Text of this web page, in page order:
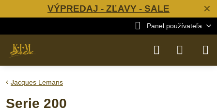
✕
VÝPREDAJ - ZĽAVY - SALE
Panel používateľa
Jacques Lemans
Serie 200